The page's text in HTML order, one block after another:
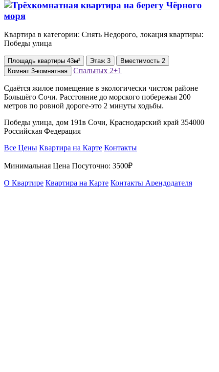
Квартира в категории: Снять Недорого, локация квартиры:
Победы улица
Площадь квартиры 43м² Этаж 3 Вместимость 2
Комнат 3-комнатная Спальных 2+1
Сдаётся жилое помещение в экологически чистом районе
Большёго Сочи. Расстояние до морского побережья 200
метров по ровной дороге-это 2 минуты ходьбы.
Победы улица, дом 191в Сочи, Краснодарский край 354000
Российская Федерация
Все Цены Квартира на Карте Контакты
Минимальная Цена Посуточно: 3500₽
О Квартире Квартира на Карте Контакты Арендодателя